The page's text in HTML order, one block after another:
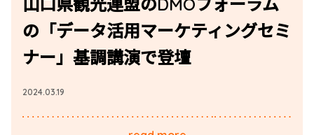
の「データ活用マーケティングセミ
ナー」基調講演で登壇
2024.03.19